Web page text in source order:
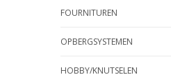
FOURNITUREN
OPBERGSYSTEMEN
HOBBY/KNUTSELEN